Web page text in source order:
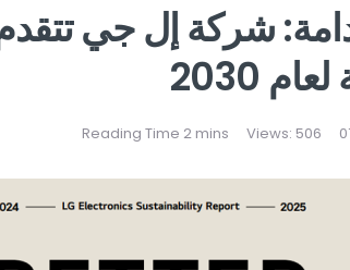
شركة إل جي
2030
Views: 506